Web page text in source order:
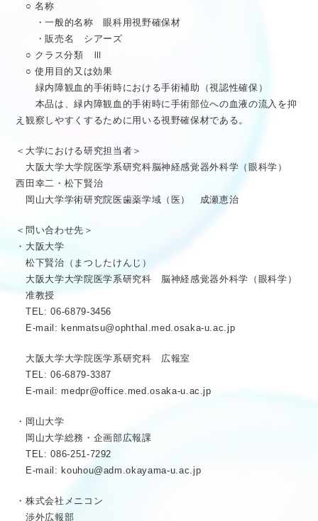
○ 名称
・一般的名称 眼科用視野確保材
・販売名 シアーズ
○ クラス分類 Ⅲ
○ 使用目的又は効果
緑内障観血的手術時における手術補助（視認性確保）
本品は、緑内障観血的手術時に手術部位への血液の流入を抑
え観察しやすくするために用いる視野確保材である。
＜大学における研究担当者＞
大阪大学大学院医学系研究科脳神経感覚器外科学（眼科学）
西田幸二・松下賢治
岡山大学学術研究院医歯薬学域（医） 成瀬恵治
＜問い合わせ先＞
・大阪大学
松下賢治（まつしたけんじ）
大阪大学大学院医学系研究科 脳神経感覚器外科学（眼科学）
准教授
TEL: 06-6879-3456
E-mail: kenmatsu@ophthal.med.osaka-u.ac.jp
大阪大学大学院医学系研究科 広報室
TEL: 06-6879-3387
E-mail: medpr@office.med.osaka-u.ac.jp
・岡山大学
岡山大学総務・企画部広報課
TEL: 086-251-7292
E-mail: kouhou@adm.okayama-u.ac.jp
・株式会社メニコン
渉外広報部